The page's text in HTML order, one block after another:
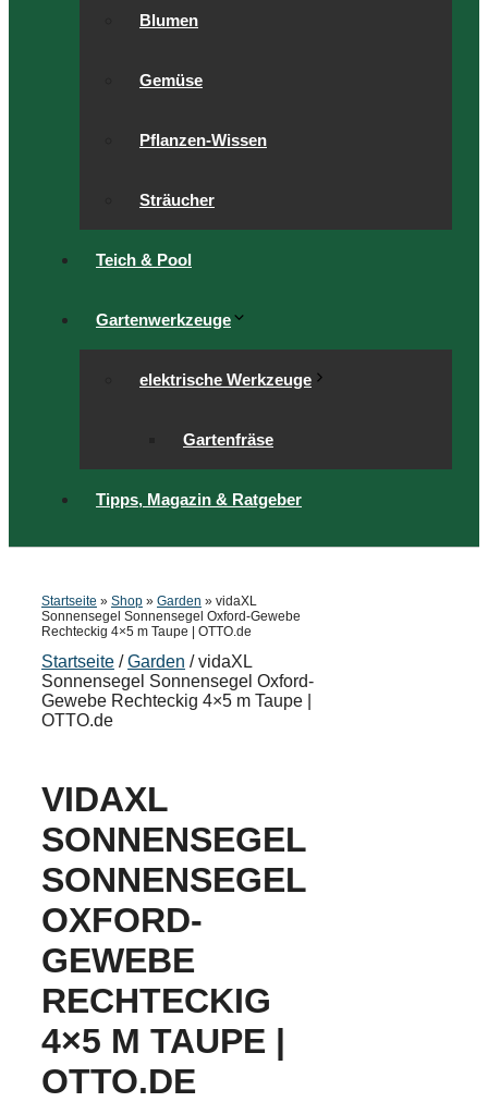
Blumen
Gemüse
Pflanzen-Wissen
Sträucher
Teich & Pool
Gartenwerkzeuge
elektrische Werkzeuge
Gartenfräse
Tipps, Magazin & Ratgeber
Startseite » Shop » Garden » vidaXL
Sonnensegel Sonnensegel Oxford-Gewebe
Rechteckig 4×5 m Taupe | OTTO.de
Startseite /Garden / vidaXL
Sonnensegel Sonnensegel Oxford-
Gewebe Rechteckig 4×5 m Taupe |
OTTO.de
VIDAXL
SONNENSEGEL
SONNENSEGEL
OXFORD-
GEWEBE
RECHTECKIG
4×5 M TAUPE |
OTTO.DE